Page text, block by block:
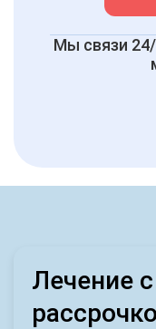
Мы связи
Лечение